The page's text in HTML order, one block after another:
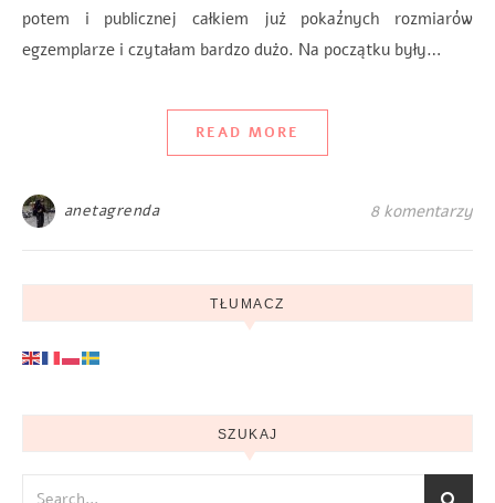
potem i publicznej całkiem już pokaźnych rozmiarów
egzemplarze i czytałam bardzo dużo. Na początku były…
READ MORE
anetagrenda 8 komentarzy
TŁUMACZ
SZUKAJ